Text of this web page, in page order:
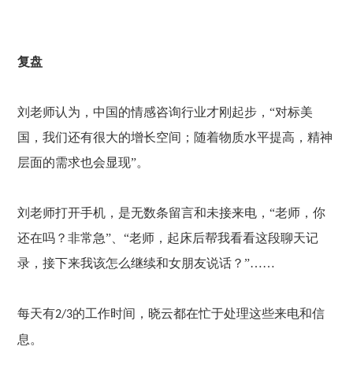
复盘
刘老师认为，中国的情感咨询行业才刚起步，“对标美
国，我们还有很大的增长空间；随着物质水平提高，精神
层面的需求也会显现”。
刘老师打开手机，是无数条留言和未接来电，“老师，你
还在吗？非常急”、“老师，起床后帮我看看这段聊天记
录，接下来我该怎么继续和女朋友说话？”……
每天有2/3的工作时间，晓云都在忙于处理这些来电和信
息。